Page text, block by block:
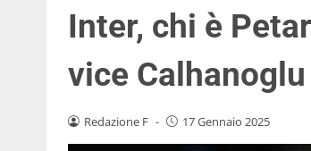
Inter, chi è
vice
Redazione F - 17 Gennaio 2025